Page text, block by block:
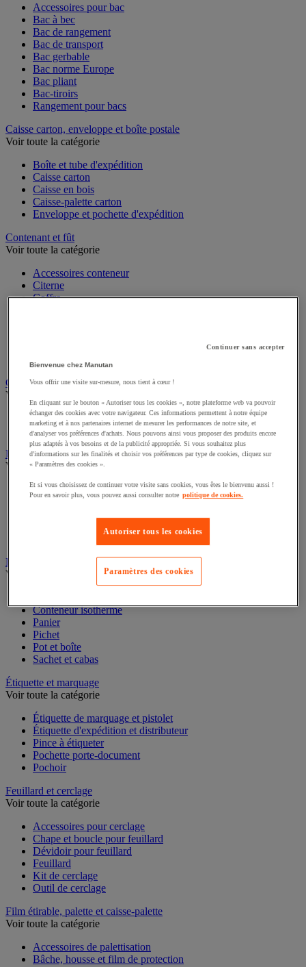
Accessoires pour bac
Bac à bec
Bac de rangement
Bac de transport
Bac gerbable
Bac norme Europe
Bac pliant
Bac-tiroirs
Rangement pour bacs
Caisse carton, enveloppe et boîte postale
Voir toute la catégorie
Boîte et tube d'expédition
Caisse carton
Caisse en bois
Caisse-palette carton
Enveloppe et pochette d'expédition
Contenant et fût
Voir toute la catégorie
Accessoires conteneur
Citerne
Coffre
Cutter et couteau de sécurité
Voir toute la catégorie
Accessoires pour couteau de sécurité et multifonction
Couteau de sécurité et multifonction
Emballage cadeau
Voir toute la catégorie
Accessoires emballage cadeau
Calage et protection cadeau
Pochette et sac cadeau
Emballage et contenant alimentaires
Voir toute la catégorie
Conteneur isotherme
Panier
Pichet
Pot et boîte
Sachet et cabas
Étiquette et marquage
Voir toute la catégorie
Étiquette de marquage et pistolet
Étiquette d'expédition et distributeur
Pince à étiqueter
Pochette porte-document
Pochoir
Feuillard et cerclage
Voir toute la catégorie
Accessoires pour cerclage
Chape et boucle pour feuillard
Dévidoir pour feuillard
Feuillard
Kit de cerclage
Outil de cerclage
Film étirable, palette et caisse-palette
Voir toute la catégorie
Accessoires de palettisation
Bâche, housse et film de protection
Continuer sans accepter
Bienvenue chez Manutan
Vous offrir une visite sur-mesure, nous tient à cœur !
En cliquant sur le bouton « Autoriser tous les cookies », notre plateforme web va pouvoir
échanger des cookies avec votre navigateur. Ces informations permettent à notre équipe
marketing et à nos partenaires internet de mesurer les performances de notre site, et
d'analyser vos préférences d'achats. Nous pouvons ainsi vous proposer des produits encore
plus adaptés à vos besoins et de la publicité appropriée. Si vous souhaitez plus
d'informations sur les finalités et choisir vos préférences par type de cookies, cliquez sur
« Paramètres des cookies ».
Et si vous choisissez de continuer votre visite sans cookies, vous êtes le bienvenu aussi !
Pour en savoir plus, vous pouvez aussi consulter notre politique de cookies.
Autoriser tous les cookies
Paramètres des cookies